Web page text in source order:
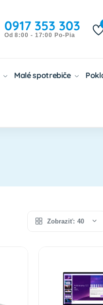
0917 353 303
Od 8:00 - 17:00 Po-Pia
Malé spotrebiče
Zobraziť: 40